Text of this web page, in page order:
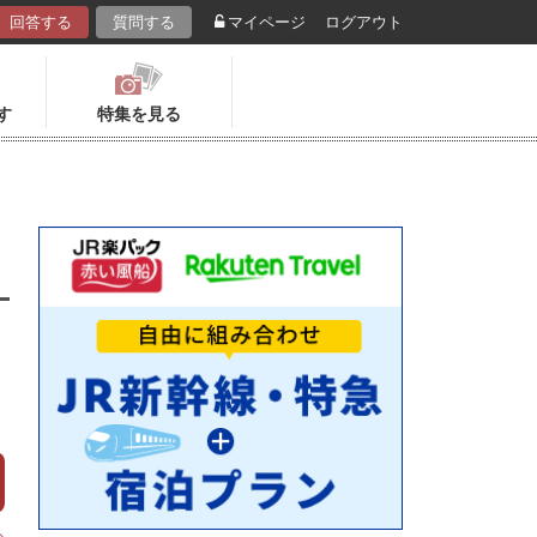
回答する 質問する マイページ ログアウト
特集を見る